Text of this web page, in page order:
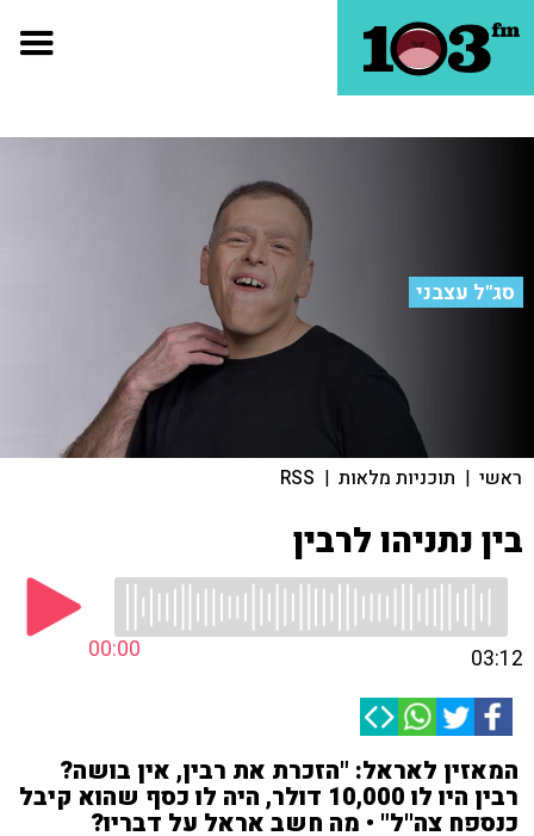
סג"ל עצבני
ראשי | תוכניות מלאות |
RSS
בין נתניהו לרבין
00:00 03:12
המאזין לאראל: "הזכרת את רבין, אין בושה?
רבין היו לו 10,000 דולר, היה לו כסף שהוא קיבל
כנספח צה''ל" • מה חשב אראל על דבריו?